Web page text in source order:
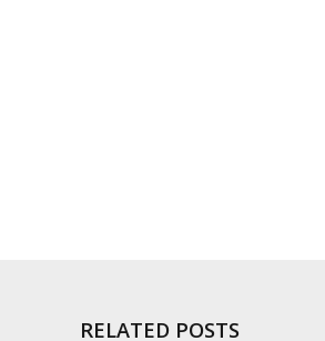
RELATED POSTS